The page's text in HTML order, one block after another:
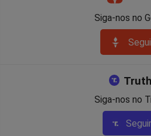
Siga-nos no
Truth
Siga-nos no
Seguir